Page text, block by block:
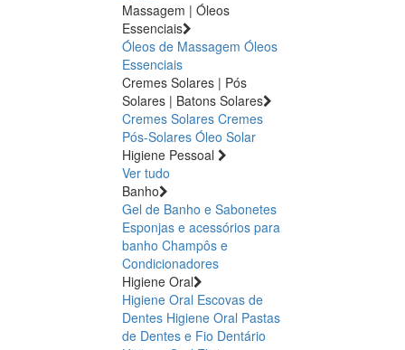
Massagem | Óleos
Essenciais
Óleos de Massagem Óleos
Essenciais
Cremes Solares | Pós
Solares | Batons Solares
Cremes Solares Cremes
Pós-Solares Óleo Solar
Higiene Pessoal
Ver tudo
Banho
Gel de Banho e Sabonetes
Esponjas e acessórios para
banho Champôs e
Condicionadores
Higiene Oral
Higiene Oral Escovas de
Dentes Higiene Oral Pastas
de Dentes e Fio Dentário